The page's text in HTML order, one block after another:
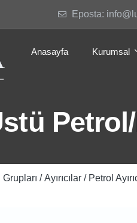
Eposta:
Anasayfa Kurumsal
Petrol/
/Ayırıcılar / Petrol